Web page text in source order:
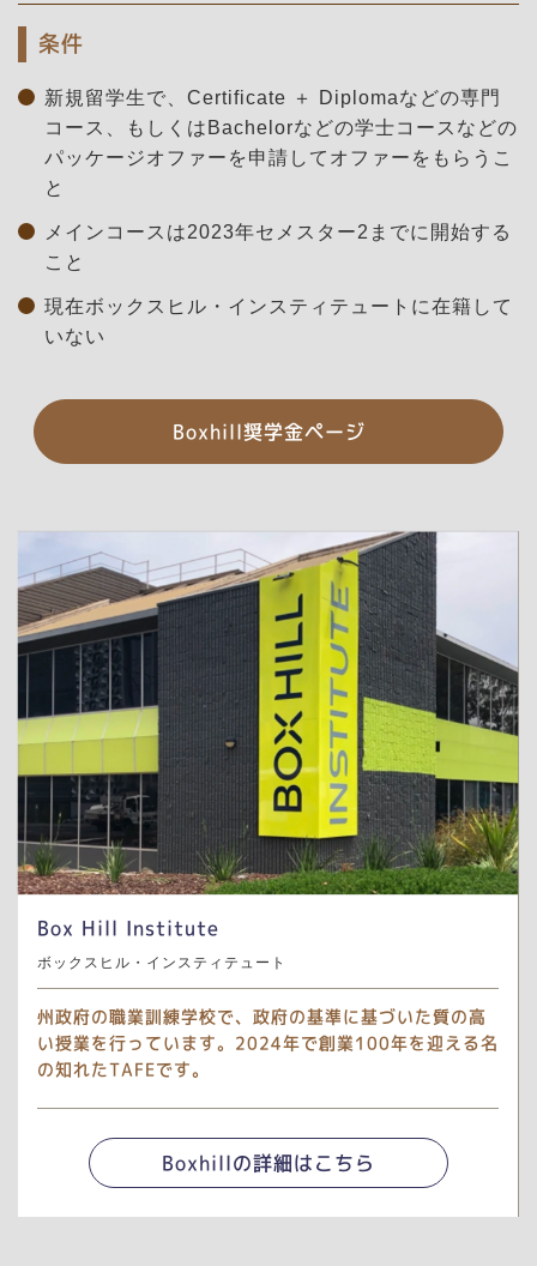
条件
新規留学生で、Certificate ＋ Diplomaなどの専門
コース、もしくはBachelorなどの学士コースなどの
パッケージオファーを申請してオファーをもらうこ
と
メインコースは2023年セメスター2までに開始する
こと
現在ボックスヒル・インスティテュートに在籍して
いない
Boxhill奨学金ページ
Box Hill Institute
ボックスヒル・インスティテュート
州政府の職業訓練学校で、政府の基準に基づいた質の高
い授業を行っています。2024年で創業100年を迎える名
の知れたTAFEです。
Boxhillの詳細はこちら